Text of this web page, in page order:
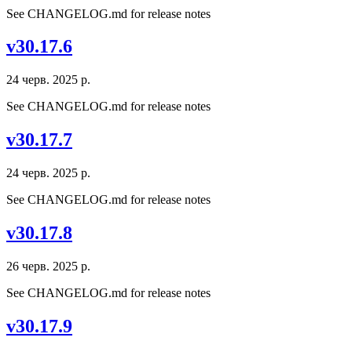
See CHANGELOG.md for release notes
v30.17.6
24 черв. 2025 р.
See CHANGELOG.md for release notes
v30.17.7
24 черв. 2025 р.
See CHANGELOG.md for release notes
v30.17.8
26 черв. 2025 р.
See CHANGELOG.md for release notes
v30.17.9